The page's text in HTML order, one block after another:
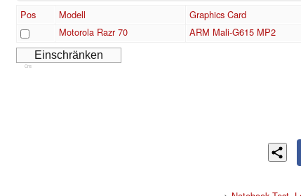
Pos Modell Graphics Card
Motorola Razr 70
ARM Mali-G615 MP2
Cns